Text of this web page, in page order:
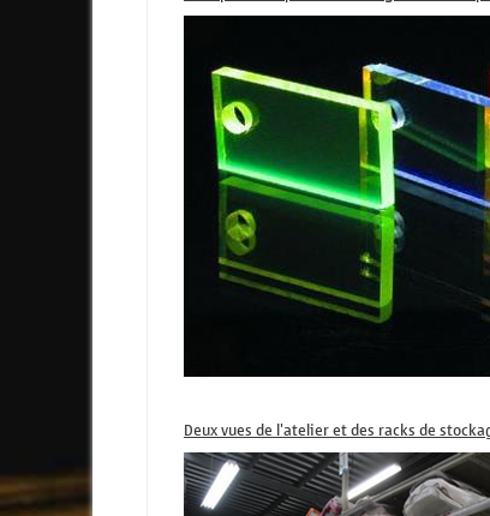
Deux vues de l'atelier et des racks de